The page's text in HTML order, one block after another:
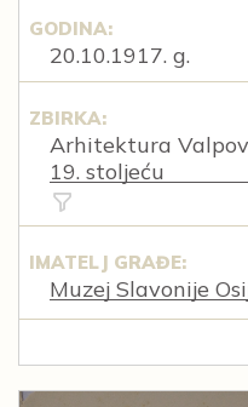
GODINA:
20.10.1917. g.
ZBIRKA:
Arhitektura
19. stoljeću
IMATELJ GRAĐE:
Muzej Slavonije